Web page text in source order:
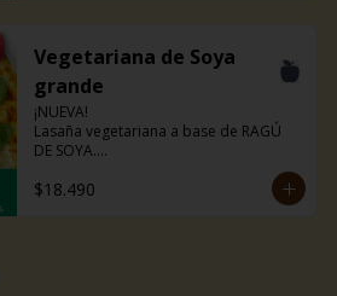
Vegetariana de Soya
grande
¡NUEVA!
Lasaña vegetariana a base de RAGÚ
DE SOYA.
La misma lasaña, el mismo sabor pero
ahora con guiso diferente.
$18.490